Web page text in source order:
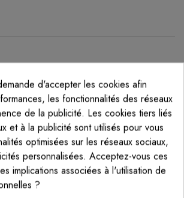
DESCRIPTION
DU PRODUIT
inoxydable 304L , idéal pour réaliser
de métallerie : gardes corps,
renfort, barrière, ...
vos tubes en tube carré 30x30
d'accepter les cookies afin
les fonctionnalités des réseaux
de la publicité. Les cookies tiers liés
et à la publicité sont utilisés pour vous
optimisées sur les réseaux sociaux,
personnalisées. Acceptez-vous ces
implications associées à l'utilisation de
?